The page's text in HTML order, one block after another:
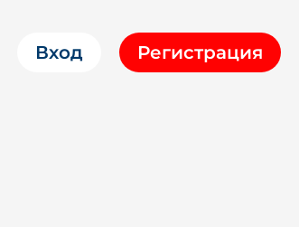
Вход Регистрация